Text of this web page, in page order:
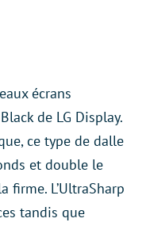
écrans
de LG Display.
ce type de dalle
et double le
firme. L’UltraSharp
tandis que